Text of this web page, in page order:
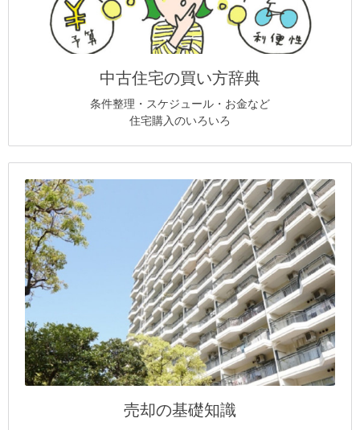
中古住宅の買い方辞典
条件整理・スケジュール・お金など
住宅購入のいろいろ
売却の基礎知識